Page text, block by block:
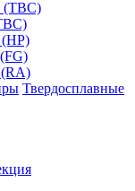
Твердосплавные